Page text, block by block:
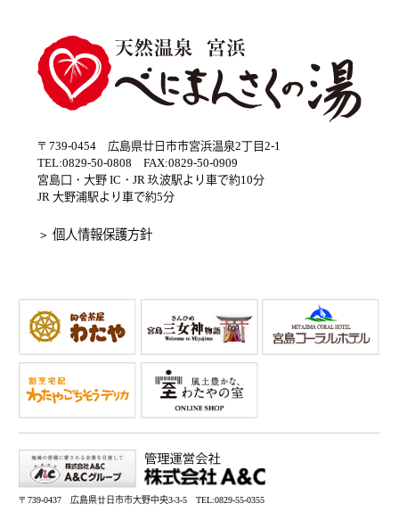
〒739-0454 広島県廿日市市宮浜温泉2丁目2-1
TEL:0829-50-0808 FAX:0829-50-0909
宮島口・大野 IC・JR 玖波駅より車で約10分
JR 大野浦駅より車で約5分
＞ 個人情報保護方針
〒739-0437 広島県廿日市市大野中央3-3-5 TEL:0829-55-0355